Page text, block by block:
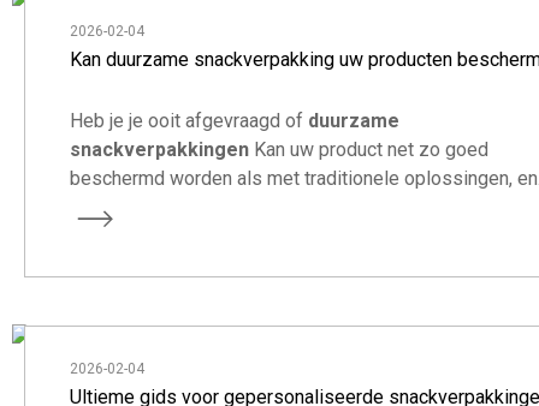
2026-02-04
Kan duurzame snackverpakking uw producten
Heb je je ooit afgevraagd of duurzame
snackverpakkingenKan uw product net zo goed
beschermd worden als met traditionele oplossingen, en
tegelijkertijd uw merk laten opvallen in een steeds
2026-02-04
Ultieme gids voor gepersonaliseerde